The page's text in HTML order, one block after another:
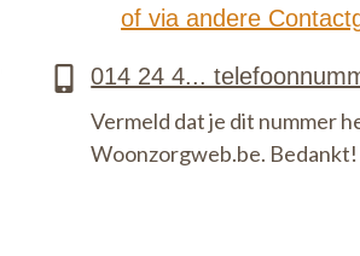
of via andere
Vermeld dat je dit nummer
Woonzorgweb.be. Bedankt!